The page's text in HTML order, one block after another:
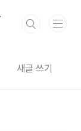
새글 쓰기